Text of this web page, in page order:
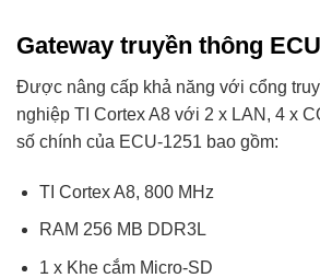
Gateway truyền thông
Được nâng cấp khả năng với cổng
nghiệp TI Cortex A8 với 2 x LAN, 4 x
số chính của ECU-1251 bao gồm:
TI Cortex A8, 800 MHz
RAM 256 MB DDR3L
1 x Khe cắm Micro-SD